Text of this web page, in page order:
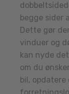
begge sider
Dette gør
vinduer og
kan nyde
om du
bil,